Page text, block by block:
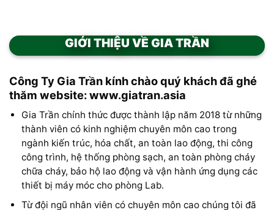
GIỚI THIỆU VỀ GIA TRẦN
Công Ty Gia Trần kính chào quý khách đã ghé
thăm website: www.giatran.asia
Gia Trần chính thức được thành lập năm 2018 từ những
thành viên có kinh nghiệm chuyên môn cao trong
ngành kiến trúc, hóa chất, an toàn lao động, thi công
công trình, hệ thống phòng sạch, an toàn phòng cháy
chữa cháy, bảo hộ lao động và vận hành ứng dụng các
thiết bị máy móc cho phòng Lab.
Từ đội ngũ nhân viên có chuyên môn cao chúng tôi đã